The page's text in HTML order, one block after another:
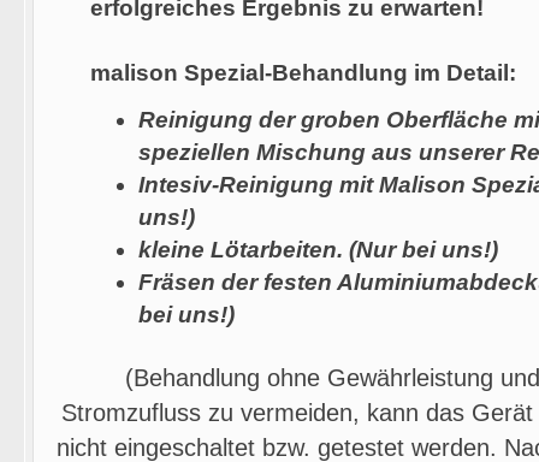
erfolgreiches Ergebnis zu erwarten!
malison Spezial-Behandlung im Detail:
Reinigung der groben Oberfläche
speziellen Mischung aus unserer
Intesiv-Reinigung mit Malison
uns!)
kleine Lötarbeiten. (Nur bei uns!)
Fräsen der festen
bei uns!)
(Behandlung ohne Gewährleistung
Stromzufluss zu vermeiden, kann das
nicht eingeschaltet bzw. getestet werden.